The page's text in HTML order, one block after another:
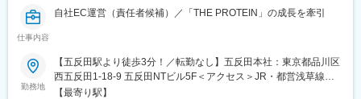
仕事内容
自社EC運営（責任者候補）／「THE PROTEIN」の成長を牽引
勤務地
【五反田駅より徒歩3分！／転勤なし】五反田本社：東京都品川区
西五反田1-18-9 五反田NTビル5F＜アクセス＞JR・都営浅草線
「五反田駅」より徒歩3分東急池上線「大崎広小路駅」より徒歩3
【最寄り駅】